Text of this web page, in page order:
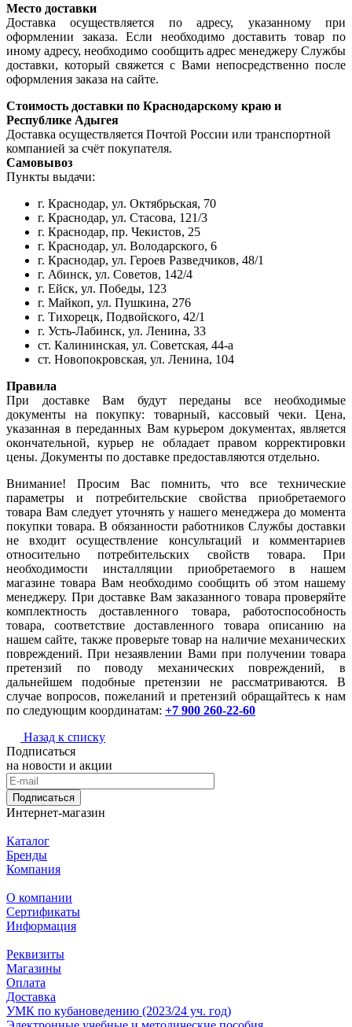
Место доставки
Доставка осуществляется по адресу, указанному при
оформлении заказа. Если необходимо доставить товар по
иному адресу, необходимо сообщить адрес менеджеру Службы
доставки, который свяжется с Вами непосредственно после
оформления заказа на сайте.
Стоимость доставки по Краснодарскому краю и
Республике Адыгея
Доставка осуществляется Почтой России или транспортной
компанией за счёт покупателя.
Самовывоз
Пункты выдачи:
г. Краснодар, ул. Октябрьская, 70
г. Краснодар, ул. Стасова, 121/3
г. Краснодар, пр. Чекистов, 25
г. Краснодар, ул. Володарского, 6
г. Краснодар, ул. Героев Разведчиков, 48/1
г. Абинск, ул. Советов, 142/4
г. Ейск, ул. Победы, 123
г. Майкоп, ул. Пушкина, 276
г. Тихорецк, Подвойского, 42/1
г. Усть-Лабинск, ул. Ленина, 33
ст. Калининская, ул. Советская, 44-а
ст. Новопокровская, ул. Ленина, 104
Правила
При доставке Вам будут переданы все необходимые
документы на покупку: товарный, кассовый чеки. Цена,
указанная в переданных Вам курьером документах, является
окончательной, курьер не обладает правом корректировки
цены. Документы по доставке предоставляются отдельно.
Внимание! Просим Вас помнить, что все технические
параметры и потребительские свойства приобретаемого
товара Вам следует уточнять у нашего менеджера до момента
покупки товара. В обязанности работников Службы доставки
не входит осуществление консультаций и комментариев
относительно потребительских свойств товара. При
необходимости инсталляции приобретаемого в нашем
магазине товара Вам необходимо сообщить об этом нашему
менеджеру. При доставке Вам заказанного товара проверяйте
комплектность доставленного товара, работоспособность
товара, соответствие доставленного товара описанию на
нашем сайте, также проверьте товар на наличие механических
повреждений. При незаявлении Вами при получении товара
претензий по поводу механических повреждений, в
дальнейшем подобные претензии не рассматриваются. В
случае вопросов, пожеланий и претензий обращайтесь к нам
по следующим координатам: +7 900 260-22-60
Назад к списку
Подписаться
на новости и акции
Подписаться
Интернет-магазин
Каталог
Бренды
Компания
О компании
Сертификаты
Информация
Реквизиты
Магазины
Oплата
Доставка
УМК по кубановедению (2023/24 уч. год)